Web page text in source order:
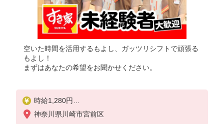
空いた時間を活用するもよし、ガッツリシフトで頑張る
もよし！
まずはあなたの希望をお聞かせください。
時給1,280円
※22:00〜翌5:00：時給1,625円
※高校生時給1,225円
神奈川県川崎市宮前区